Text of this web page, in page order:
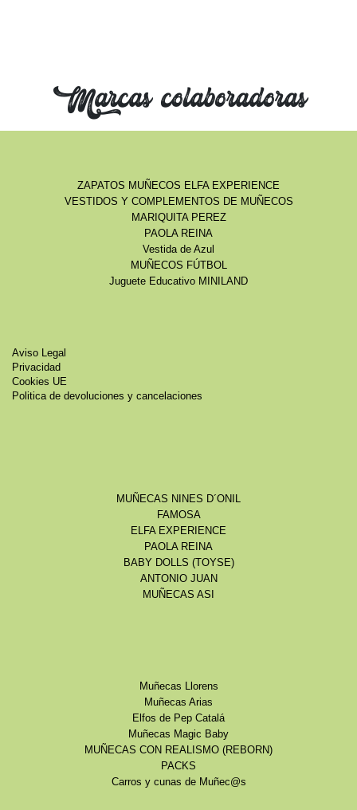
Marcas colaboradoras
ZAPATOS MUÑECOS ELFA EXPERIENCE
VESTIDOS Y COMPLEMENTOS DE MUÑECOS
MARIQUITA PEREZ
PAOLA REINA
Vestida de Azul
MUÑECOS FÚTBOL
Juguete Educativo MINILAND
Aviso Legal
Privacidad
Cookies UE
Politica de devoluciones y cancelaciones
MUÑECAS NINES D´ONIL
FAMOSA
ELFA EXPERIENCE
PAOLA REINA
BABY DOLLS (TOYSE)
ANTONIO JUAN
MUÑECAS ASI
Muñecas Llorens
Muñecas Arias
Elfos de Pep Catalá
Muñecas Magic Baby
MUÑECAS CON REALISMO (REBORN)
PACKS
Carros y cunas de Muñec@s